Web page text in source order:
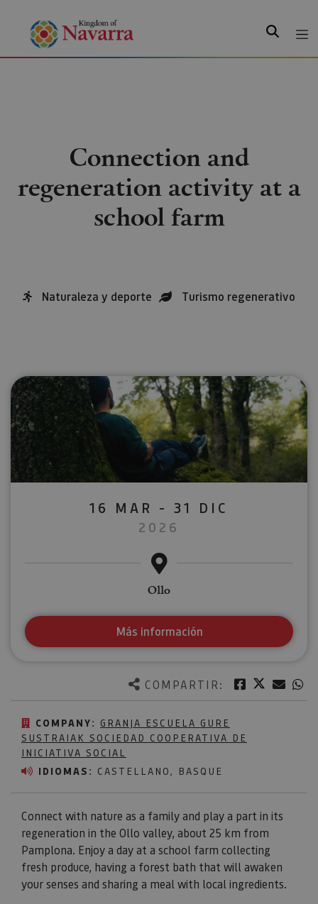
Search
Connection and
regeneration activity at a
school farm
Naturaleza y deporte Turismo regenerativo
COMPARTIR: Facebook
Twitter
COMPANY: GRANJA ESCUELA GURE
SUSTRAIAK SOCIEDAD COOPERATIVA DE
INICIATIVA SOCIAL
IDIOMAS: CASTELLANO, BASQUE
Connect with nature as a family and play a part in its
regeneration in the Ollo valley, about 25 km from
Pamplona. Enjoy a day at a school farm collecting
fresh produce, having a forest bath that will awaken
your senses and sharing a meal with local ingredients.
16 MAR - 31 DIC
2026
Ollo
Más información